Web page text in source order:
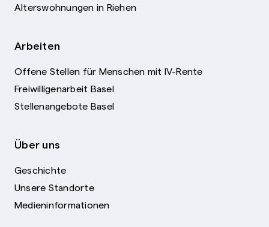
Alterswohnungen in Riehen
Arbeiten
Offene Stellen für Menschen mit IV-Rente
Freiwilligenarbeit Basel
Stellenangebote Basel
Über uns
Geschichte
Unsere Standorte
Medieninformationen